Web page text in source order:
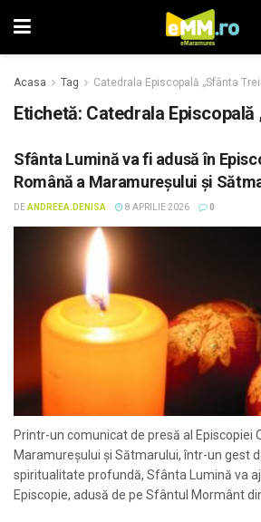
Acasa Tag Catedrala Episcopală „Sfânta
Etichetă: Catedrala Episcopală
Sfânta Lumină va fi adusă în
Română a Maramureșului și
DEANDREEA.DENISA 8 APRILIE 2026 0
Printr-un comunicat de presă al Episcopiei
Maramureșului și Sătmarului, într-un gest
spiritualitate profundă, Sfânta Lumină va
Episcopie, adusă de pe Sfântul Mormânt din